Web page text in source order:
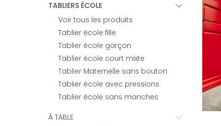
TABLIERS ÉCOLE
Voir tous les produits
Tablier école fille
Tablier école garçon
Tablier école court mixte
Tablier Maternelle sans bouton
Tablier école avec pressions
Tablier école sans manches
À TABLE